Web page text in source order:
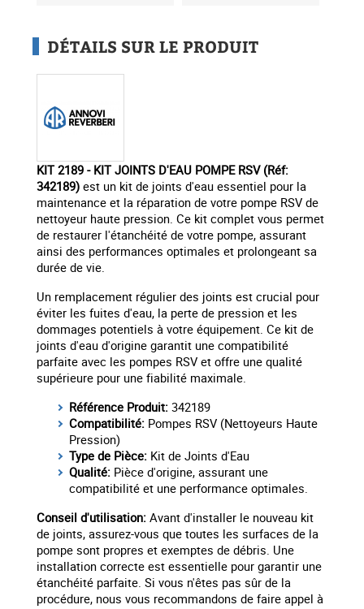
DÉTAILS SUR LE PRODUIT
KIT 2189 - KIT JOINTS D'EAU POMPE RSV (Réf:
342189) est un kit de joints d'eau essentiel pour la
maintenance et la réparation de votre pompe RSV de
nettoyeur haute pression. Ce kit complet vous permet
de restaurer l'étanchéité de votre pompe, assurant
ainsi des performances optimales et prolongeant sa
durée de vie.
Un remplacement régulier des joints est crucial pour
éviter les fuites d'eau, la perte de pression et les
dommages potentiels à votre équipement. Ce kit de
joints d'eau d'origine garantit une compatibilité
parfaite avec les pompes RSV et offre une qualité
supérieure pour une fiabilité maximale.
Référence Produit: 342189
Compatibilité: Pompes RSV (Nettoyeurs Haute
Pression)
Type de Pièce: Kit de Joints d'Eau
Qualité: Pièce d'origine, assurant une
compatibilité et une performance optimales.
Conseil d'utilisation: Avant d'installer le nouveau kit
de joints, assurez-vous que toutes les surfaces de la
pompe sont propres et exemptes de débris. Une
installation correcte est essentielle pour garantir une
étanchéité parfaite. Si vous n'êtes pas sûr de la
procédure, nous vous recommandons de faire appel à